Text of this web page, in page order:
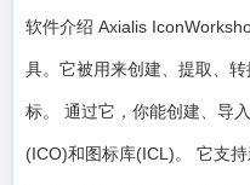
软件介绍 Axialis
具。它被用来创建、提取、
标。 通过它，你能创建、导
(ICO)和图标库(ICL)。 它支